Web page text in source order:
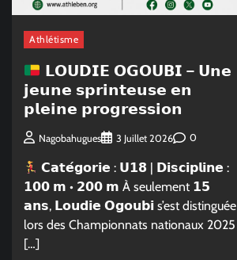
Athlétisme
𝗟𝗢𝗨𝗗𝗜𝗘 𝗢𝗚𝗢𝗨𝗕𝗜 – 𝗨𝗻𝗲
𝗷𝗲𝘂𝗻𝗲 𝘀𝗽𝗿𝗶𝗻𝘁𝗲𝘂𝘀𝗲 𝗲𝗻
𝗽𝗹𝗲𝗶𝗻𝗲 𝗽𝗿𝗼𝗴𝗿𝗲𝘀𝘀𝗶𝗼𝗻
Nagobahugues 3 Juillet 2026 0
𝗖𝗮𝘁𝗲́𝗴𝗼𝗿𝗶𝗲 : 𝗨𝟭𝟴 | 𝗗𝗶𝘀𝗰𝗶𝗽𝗹𝗶𝗻𝗲 :
𝟭𝟬𝟬 𝗺 • 𝟮𝟬𝟬 𝗺 À seulement 𝟭𝟱
𝗮𝗻𝘀, 𝗟𝗼𝘂𝗱𝗶𝗲 𝗢𝗴𝗼𝘂𝗯𝗶 s’est distinguée
lors des Championnats nationaux 2025
[…]